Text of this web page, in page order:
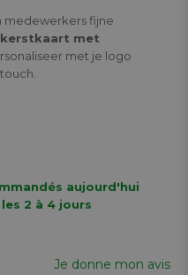
medewerkers fijne
met
met je logo
aujourd'hui
2 à 4 jours
Je donne mon avis